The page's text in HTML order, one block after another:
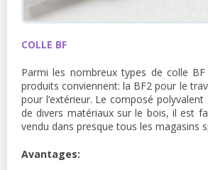
COLLE BF
Parmi les nombreux types de colle
produits conviennent: la BF2 pour le
pour l’extérieur. Le composé
de divers matériaux sur le bois, il est
vendu dans presque tous les magasins
Avantages: